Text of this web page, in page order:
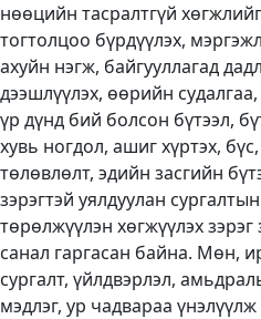
нөөцийн тасралтгүй
тогтолцоо бүрдүүлэх,
ахуйн нэгж, байгууллагад
дээшлүүлэх, өөрийн
үр дүнд бий болсон бүтээл,
хувь ногдол, ашиг хүртэх,
төлөвлөлт, эдийн засгийн
зэрэгтэй уялдуулан
төрөлжүүлэн хөгжүүлэх зэрэг
санал гаргасан байна. Мөн,
сургалт, үйлдвэрлэл,
мэдлэг, ур чадвараа